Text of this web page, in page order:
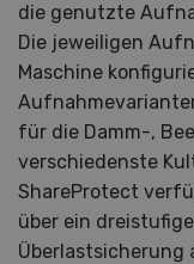
die genutzte
Die jeweiligen
Maschine
für die Damm-,
verschiedenste
ShareProtect
über ein
Überlastsicherung